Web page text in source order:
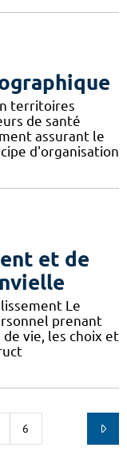
territoires
de santé
assurant le
d'organisation
et de
Le
prenant
vie, les choix et
6